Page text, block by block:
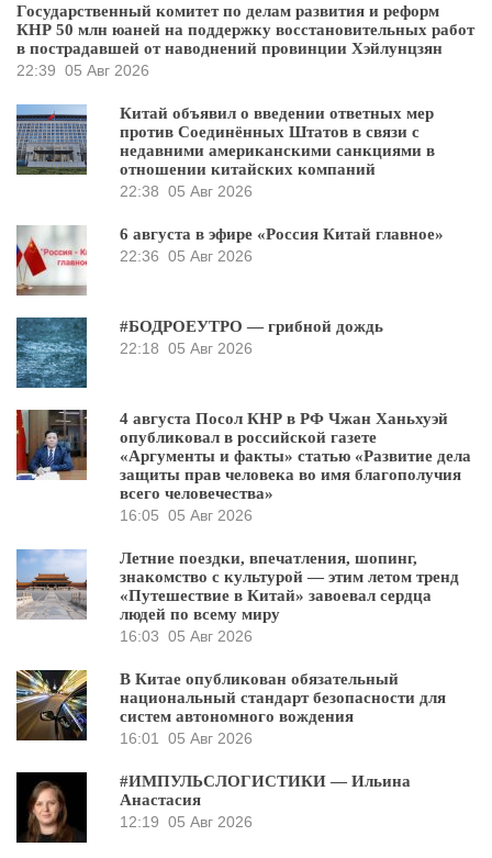
Государственный комитет по делам развития и реформ
КНР 50 млн юаней на поддержку восстановительных работ
в пострадавшей от наводнений провинции Хэйлунцзян
22:39 05 Авг 2026
Китай объявил о введении ответных мер
против Соединённых Штатов в связи с
недавними американскими санкциями в
отношении китайских компаний
22:38 05 Авг 2026
6 августа в эфире «Россия Китай главное»
22:36 05 Авг 2026
#БОДРОЕУТРО — грибной дождь
22:18 05 Авг 2026
4 августа Посол КНР в РФ Чжан Ханьхуэй
опубликовал в российской газете
«Аргументы и факты» статью «Развитие дела
защиты прав человека во имя благополучия
всего человечества»
16:05 05 Авг 2026
Летние поездки, впечатления, шопинг,
знакомство с культурой — этим летом тренд
«Путешествие в Китай» завоевал сердца
людей по всему миру
16:03 05 Авг 2026
В Китае опубликован обязательный
национальный стандарт безопасности для
систем автономного вождения
16:01
05 Авг 2026
#ИМПУЛЬСЛОГИСТИКИ — Ильина
Анастасия
12:19 05 Авг 2026